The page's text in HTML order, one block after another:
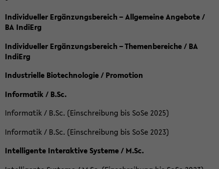
Individueller Ergänzungsbereich – Allgemeine Angebote /
BA IndiErg
Individueller Ergänzungsbereich – Themenbereiche / BA
IndiErg
Industrielle Biotechnologie / Promotion
Informatik / B.Sc.
Informatik / B.Sc. (Einschreibung bis SoSe 2025)
Informatik / B.Sc. (Einschreibung bis SoSe 2023)
Intelligente Interaktive Systeme / M.Sc.